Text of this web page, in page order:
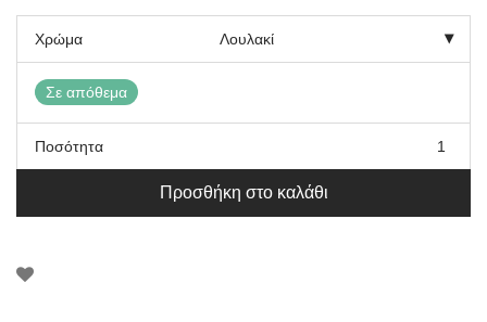
Χρώμα
Σε απόθεμα
Ποσότητα
Προσθήκη στο καλάθι